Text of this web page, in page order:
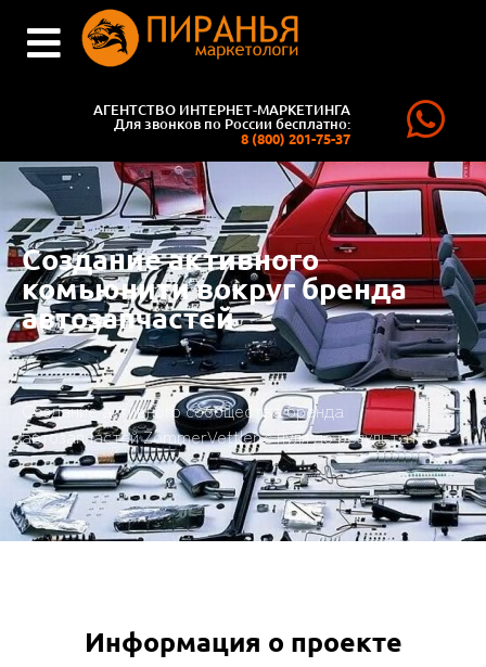
АГЕНТСТВО ИНТЕРНЕТ-МАРКЕТИНГА
Для звонков по России бесплатно:
8 (800) 201-75-37
Создание активного
комьюнити вокруг бренда
автозапчастей
Создание активного сообщества бренда
автозапчастей ZommerVettler с нуля до результата.
Информация о проекте